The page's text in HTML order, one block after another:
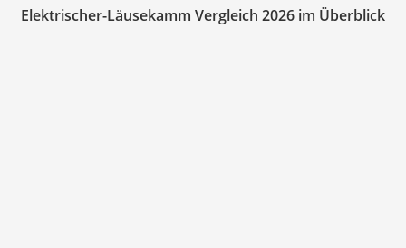
Elektrischer-Läusekamm Vergleich 2026 im Überblick